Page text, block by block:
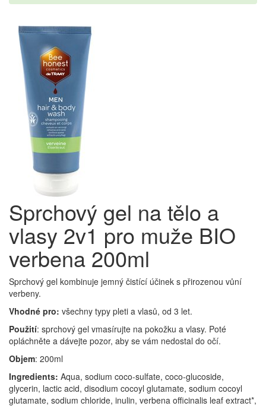
Sprchový gel na tělo a
vlasy 2v1 pro muže BIO
verbena 200ml
Sprchový gel kombinuje jemný čistící účinek s přirozenou vůní
verbeny.
Vhodné pro: všechny typy pleti a vlasů, od 3 let.
Použití: sprchový gel vmasírujte na pokožku a vlasy. Poté
opláchněte a dávejte pozor, aby se vám nedostal do očí.
Objem: 200ml
Ingredients: Aqua, sodium coco-sulfate, coco-glucoside,
glycerin, lactic acid, disodium cocoyl glutamate, sodium cocoyl
glutamate, sodium chloride, inulin, verbena officinalis leaf extract*,